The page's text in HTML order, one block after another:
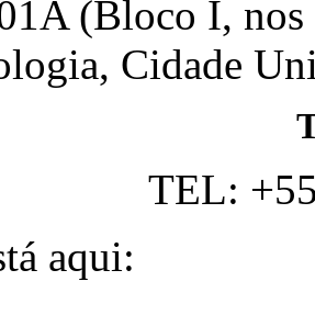
(Bloco I,
Cidade
TEL:
aqui: